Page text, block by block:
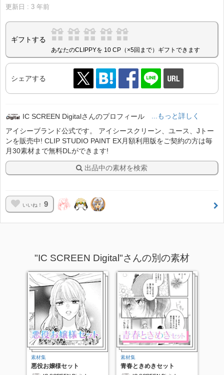
更新日 : 3 年前
ギフトする
あなたのCLIPPYを 10 CP（×5回まで）ギフトできます
シェアする
IC SCREEN Digitalさんのプロフィール
...もっと詳しく
アイシーブランド公式です。 アイシースクリーン、ユース、Jトー
ンを販売中! CLIP STUDIO PAINT EX月額利用版をご契約の方は毎
月30素材まで無料DLができます!
出品中の素材を検索
いいね！ 9
"IC SCREEN Digital"さんの別の素材
素材集
悪役お嬢様セット
素材集
青春ときめきセット